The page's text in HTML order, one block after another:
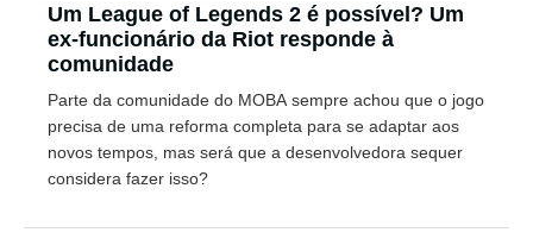
Um League of Legends 2 é possível? Um
ex-funcionário da Riot responde à
comunidade
Parte da comunidade do MOBA sempre achou que o jogo
precisa de uma reforma completa para se adaptar aos
novos tempos, mas será que a desenvolvedora sequer
considera fazer isso?